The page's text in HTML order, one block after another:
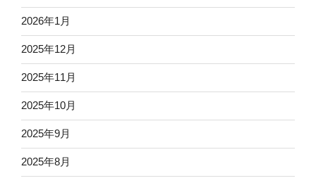
2026年1月
2025年12月
2025年11月
2025年10月
2025年9月
2025年8月